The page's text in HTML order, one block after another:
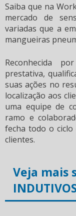
Saiba que na
mercado de
variadas que a
mangueiras
Reconhecida
prestativa,
suas ações no
localização aos
uma equipe de
ramo e
fecha todo o ciclo
clientes.
Veja mais